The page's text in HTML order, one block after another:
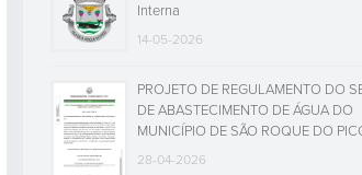
Interna
14-05-2026
PROJETO DE REGULAMENTO DO
DE ABASTECIMENTO DE ÁGUA DO
MUNICÍPIO DE SÃO ROQUE DO
28-04-2026